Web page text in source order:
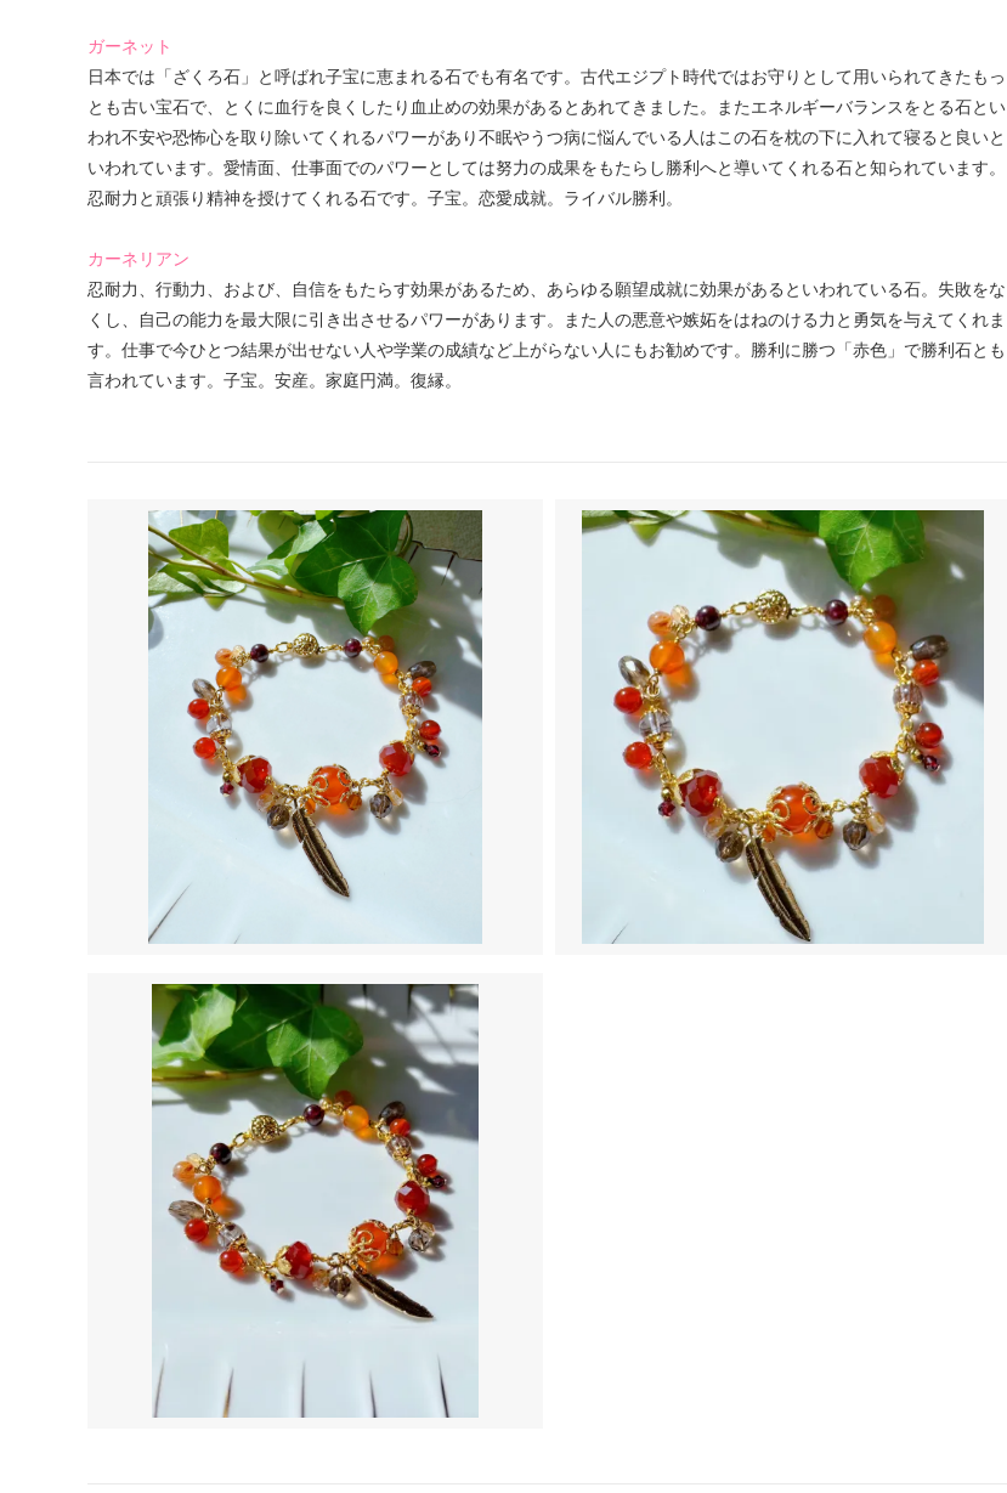
ガーネット
日本では「ざくろ石」と呼ばれ子宝に恵まれる石でも有名です。古代エジプト時代ではお守りとして用いられてきたもっ
とも古い宝石で、とくに血行を良くしたり血止めの効果があるとあれてきました。またエネルギーバランスをとる石とい
われ不安や恐怖心を取り除いてくれるパワーがあり不眠やうつ病に悩んでいる人はこの石を枕の下に入れて寝ると良いと
いわれています。愛情面、仕事面でのパワーとしては努力の成果をもたらし勝利へと導いてくれる石と知られています。
忍耐力と頑張り精神を授けてくれる石です。子宝。恋愛成就。ライバル勝利。
カーネリアン
忍耐力、行動力、および、自信をもたらす効果があるため、あらゆる願望成就に効果があるといわれている石。失敗をな
くし、自己の能力を最大限に引き出させるパワーがあります。また人の悪意や嫉妬をはねのける力と勇気を与えてくれま
す。仕事で今ひとつ結果が出せない人や学業の成績など上がらない人にもお勧めです。勝利に勝つ「赤色」で勝利石とも
言われています。子宝。安産。家庭円満。復縁。